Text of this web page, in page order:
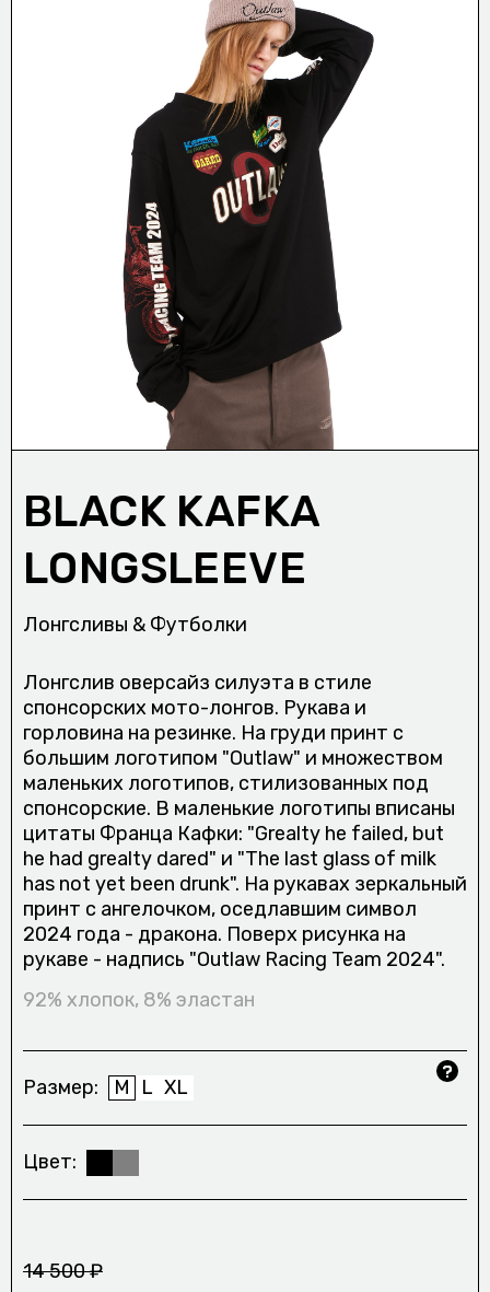
BLACK KAFKA
LONGSLEEVE
Лонгсливы & Футболки
Лонгслив оверсайз силуэта в стиле
спонсорских мото-лонгов. Рукава и
горловина на резинке. На груди принт с
большим логотипом "Outlaw" и множеством
маленьких логотипов, стилизованных под
спонсорские. В маленькие логотипы вписаны
цитаты Франца Кафки: "Grealty he failed, but
he had grealty dared" и "The last glass of milk
has not yet been drunk". На рукавах зеркальный
принт с ангелочком, оседлавшим символ
2024 года - дракона. Поверх рисунка на
рукаве - надпись "Outlaw Racing Team 2024".
92% хлопок, 8% эластан
Размер M L XL
Цвет
14 500 ₽